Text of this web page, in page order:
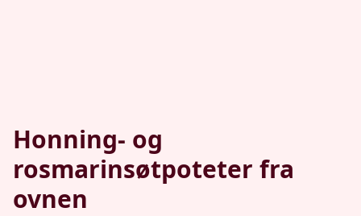
Honning- og
rosmarinsøtpoteter fra
ovnen